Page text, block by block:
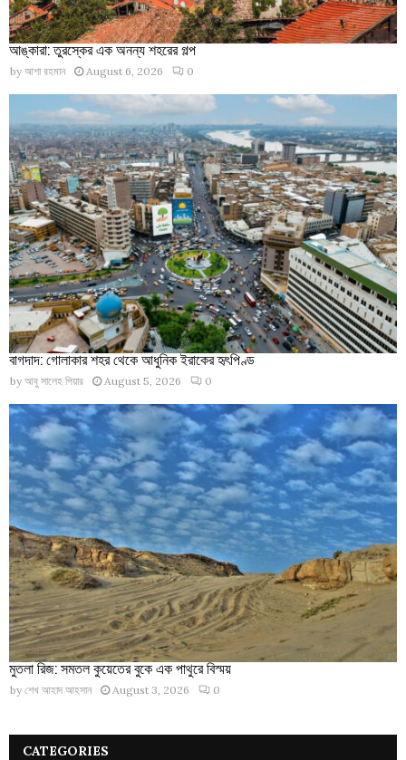
আঙ্কারা: তুরস্কের এক অনন্য শহরের গল্প
by আশা রহমান August 6, 2026 0
বাগদাদ: গোলাকার শহর থেকে আধুনিক ইরাকের হৃৎপিণ্ড
by আবু সালেহ পিয়ার August 5, 2026 0
মুতলা রিজ: সমতল কুয়েতের বুকে এক পাথুরে বিস্ময়
by শেখ আহাদ আহসান August 3, 2026 0
CATEGORIES